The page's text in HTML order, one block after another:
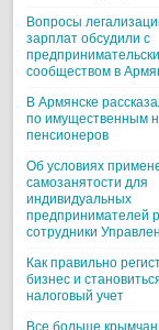
Вопросы
зарплат обсудили с
сообществом в
В Армянске
по имущественным
пенсионеров
Об условиях
самозанятости для
индивидуальных
предпринимателей
сотрудники
Как правильно
бизнес и
налоговый учет
Все больше